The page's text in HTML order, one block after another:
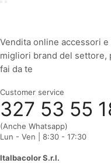
Vendita online accessori
migliori brand del settore,
fai da te
Customer service
327 53 55
(Anche Whatsapp)
Lun - Ven | 8:30 - 17:30
Italbacolor S.r.l.